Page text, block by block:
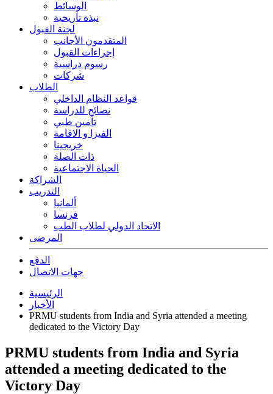
الوسائط
نبذة تاريخية
لجنة القبول
المتقدمون الأجانب
إجراءات القبول
رسوم دراسية
شركات
الطلاب
قواعد النظام الداخلي
نصائح للدراسة
تأمين طبي
الفيزا و الاقامة
خريجينا
ذات الصلة
الحياة الاجتماعية
الشراكة
التدريب
ألمانيا
فرنسا
الاتحاد الدولي لطلاب الطب
المرضى
الدفع
جهات الاتصال
الرئيسية
الأخبار
PRMU students from India and Syria attended a meeting
dedicated to the Victory Day
PRMU students from India and Syria
attended a meeting dedicated to the
Victory Day